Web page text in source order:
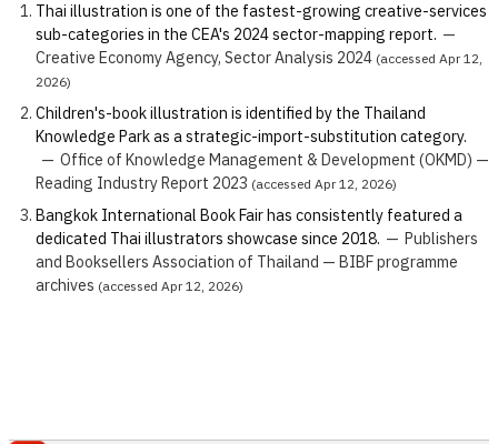
Thai illustration is one of the fastest-growing creative-services
sub-categories in the CEA's 2024 sector-mapping report. —
Creative Economy Agency, Sector Analysis 2024 (accessed Apr 12,
2026)
Children's-book illustration is identified by the Thailand
Knowledge Park as a strategic-import-substitution category.
— Office of Knowledge Management & Development (OKMD) —
Reading Industry Report 2023 (accessed Apr 12, 2026)
Bangkok International Book Fair has consistently featured a
dedicated Thai illustrators showcase since 2018. — Publishers
and Booksellers Association of Thailand — BIBF programme
archives (accessed Apr 12, 2026)